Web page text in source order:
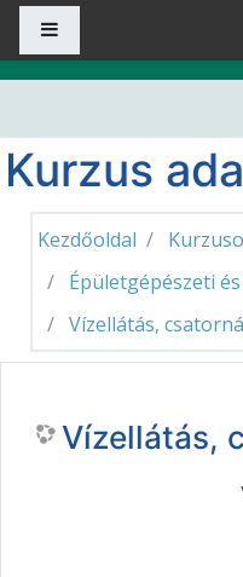
Tovább a fő tartalomhoz
Kurzus
Kezdőoldal
Épületgépészeti
Vízellátás,
Vízellátás,